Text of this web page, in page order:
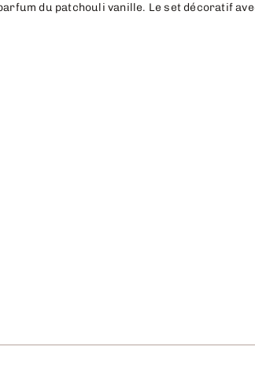
du patchouli vanille. Le set décoratif